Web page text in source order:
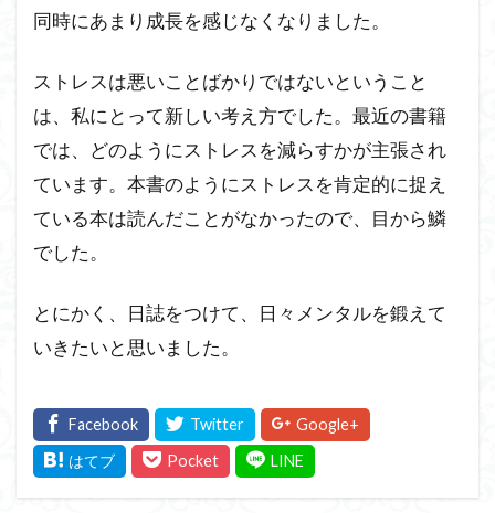
同時にあまり成長を感じなくなりました。
ストレスは悪いことばかりではないということ
は、私にとって新しい考え方でした。最近の書籍
では、どのようにストレスを減らすかが主張され
ています。本書のようにストレスを肯定的に捉え
ている本は読んだことがなかったので、目から鱗
でした。
とにかく、日誌をつけて、日々メンタルを鍛えて
いきたいと思いました。